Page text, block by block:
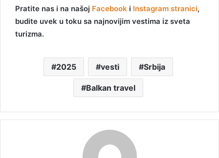
Pratite nas i na našoj Facebook i Instagram stranici,
budite uvek u toku sa najnovijim vestima iz sveta
turizma.
2025 vesti Srbija
Balkan travel